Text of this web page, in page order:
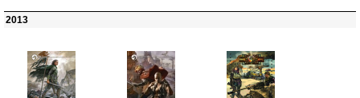
2013